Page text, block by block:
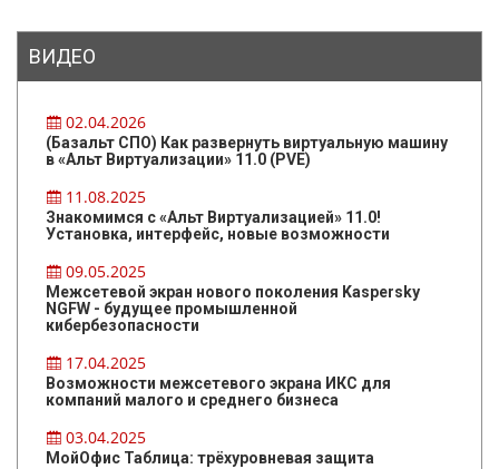
ВИДЕО
02.04.2026
(Базальт СПО) Как развернуть виртуальную машину
в «Альт Виртуализации» 11.0 (PVE)
11.08.2025
Знакомимся с «Альт Виртуализацией» 11.0!
Установка, интерфейс, новые возможности
09.05.2025
Межсетевой экран нового поколения Kaspersky
NGFW - будущее промышленной
кибербезопасности
17.04.2025
Возможности межсетевого экрана ИКС для
компаний малого и среднего бизнеса
03.04.2025
МойОфис Таблица: трёхуровневая защита